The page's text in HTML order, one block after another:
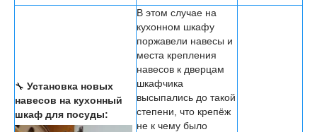
🔧 Установка новых
навесов на кухонный
шкаф для посуды:
В этом случае на
кухонном шкафу
поржавели навесы и
места крепления
навесов к дверцам
шкафчика
высыпались до такой
степени, что крепёж
не к чему было